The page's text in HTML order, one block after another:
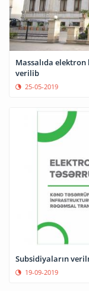
Massalıda
verilib
25-05-2019
Subsidiyaların
19-09-2019